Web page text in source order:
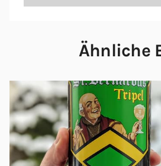
Ähnliche